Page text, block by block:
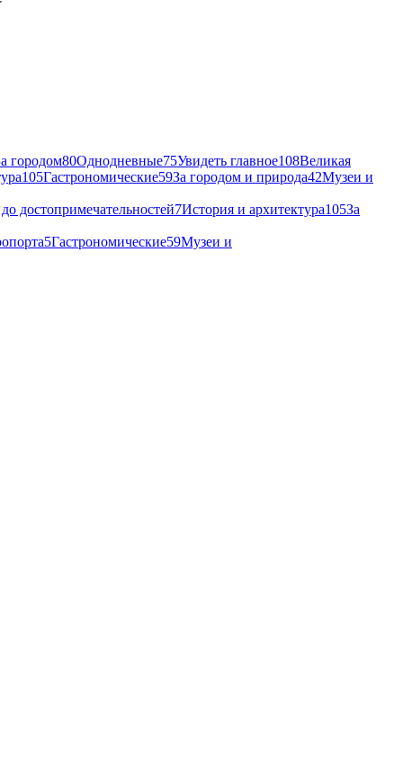
городом80Однодневные75Увидеть главное108Великая
105Гастрономические59За городом и природа42Музеи и
достопримечательностей7История и архитектура105За
5Гастрономические59Музеи и